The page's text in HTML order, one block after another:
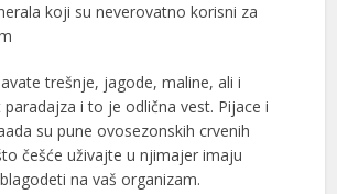
koji su neverovatno korisni za
trešnje, jagode, maline, ali i
i to je odlična vest. Pijace i
su pune ovosezonskih crvenih
češće uživajte u njimajer imaju
na vaš organizam.